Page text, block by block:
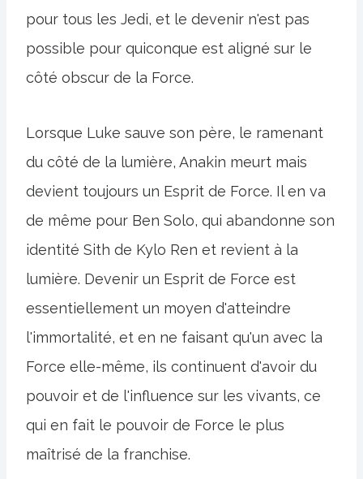
pour tous les Jedi, et le devenir n'est pas
possible pour quiconque est aligné sur le
côté obscur de la Force.
Lorsque Luke sauve son père, le ramenant
du côté de la lumière, Anakin meurt mais
devient toujours un Esprit de Force. Il en va
de même pour Ben Solo, qui abandonne son
identité Sith de Kylo Ren et revient à la
lumière. Devenir un Esprit de Force est
essentiellement un moyen d'atteindre
l'immortalité, et en ne faisant qu'un avec la
Force elle-même, ils continuent d'avoir du
pouvoir et de l'influence sur les vivants, ce
qui en fait le pouvoir de Force le plus
maîtrisé de la franchise.